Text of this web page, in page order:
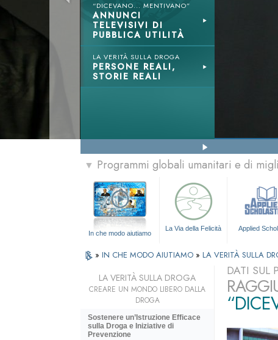
“DICEVANO... MENTIVANO”
ANNUNCI
TELEVISIVI DI
PUBBLICA UTILITÀ
LA VERITÀ SULLA DROGA
PERSONE REALI,
STORIE REALI
▼ Programmi globali umanitari e di
In che modo aiutiamo
La Via della Felicità Applied
» IN CHE MODO AIUTIAMO » LA VERITÀ SULLA
DATI SUL
LA VERITÀ SULLA DROGA
CREARE UN MONDO LIBERO DALLA
DROGA
Sostenere un’Istruzione Efficace
sulla Droga e Iniziative di
Prevenzione